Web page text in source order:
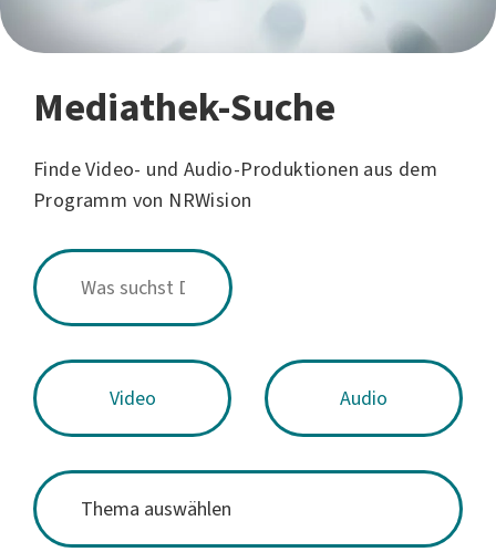
Mediathek-Suche
Finde Video- und Audio-Produktionen aus dem
Programm von NRWision
Video Audio